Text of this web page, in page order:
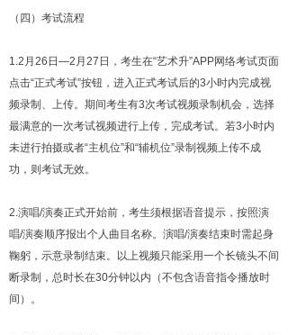
（四）考试流程
1.2月26日—2月27日，考生在“艺术升”APP网络考试页面
点击“正式考试”按钮，进入正式考试后的3小时内完成视
频录制、上传。期间考生有3次考试视频录制机会，选择
最满意的一次考试视频进行上传，完成考试。若3小时内
未进行拍摄或者“主机位”和“辅机位”录制视频上传不成
功，则考试无效。
2.演唱/演奏正式开始前，考生须根据语音提示，按照演
唱/演奏顺序报出个人曲目名称。演唱/演奏结束时需起身
鞠躬，示意录制结束。以上视频只能采用一个长镜头不间
断录制，总时长在30分钟以内（不包含语音指令播放时
间）。